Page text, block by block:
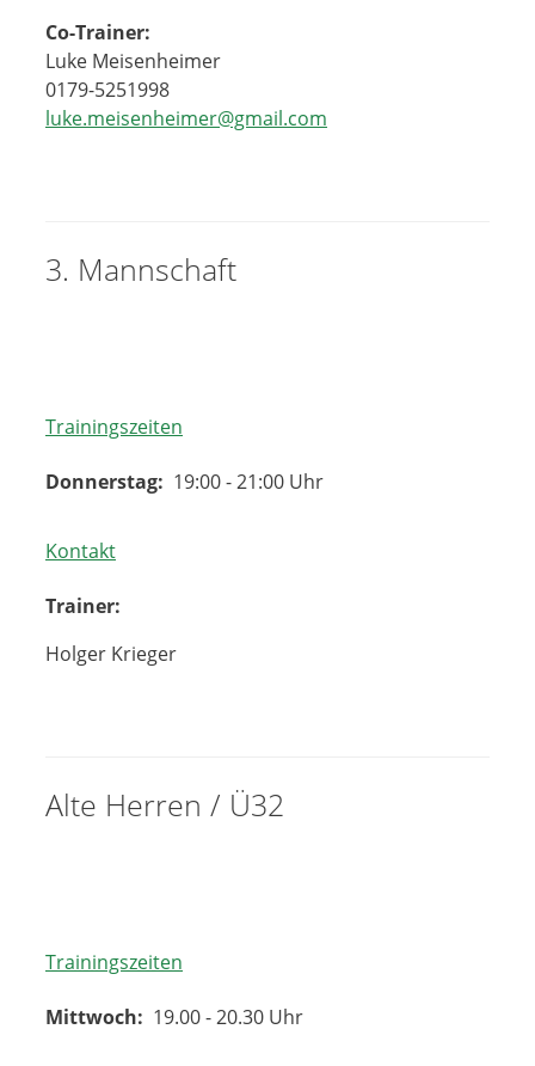
Co-Trainer:
Luke Meisenheimer
0179-5251998
luke.meisenheimer@gmail.com
3. Mannschaft
Trainingszeiten
Donnerstag: 19:00 - 21:00 Uhr
Kontakt
Trainer:
Holger Krieger
Alte Herren / Ü32
Trainingszeiten
Mittwoch: 19.00 - 20.30 Uhr